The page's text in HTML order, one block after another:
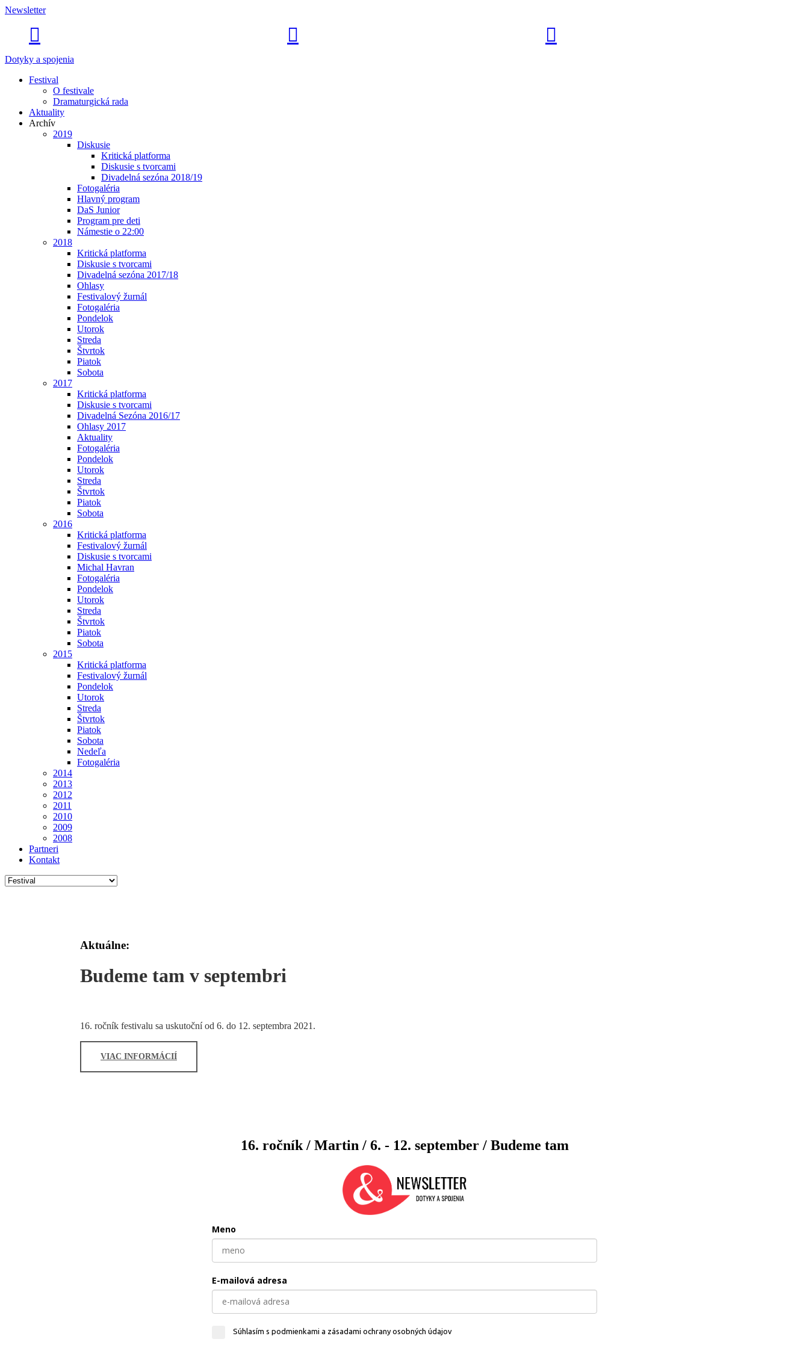
Newsletter
  
Dotyky a spojenia
Festival
O festivale
Dramaturgická rada
Aktuality
Archív
2019
Diskusie
Kritická platforma
Diskusie s tvorcami
Divadelná sezóna 2018/19
Fotogaléria
Hlavný program
DaS Junior
Program pre deti
Námestie o 22:00
2018
Kritická platforma
Diskusie s tvorcami
Divadelná sezóna 2017/18
Ohlasy
Festivalový žurnál
Fotogaléria
Pondelok
Utorok
Streda
Štvrtok
Piatok
Sobota
2017
Kritická platforma
Diskusie s tvorcami
Divadelná Sezóna 2016/17
Ohlasy 2017
Aktuality
Fotogaléria
Pondelok
Utorok
Streda
Štvrtok
Piatok
Sobota
2016
Kritická platforma
Festivalový žurnál
Diskusie s tvorcami
Michal Havran
Fotogaléria
Pondelok
Utorok
Streda
Štvrtok
Piatok
Sobota
2015
Kritická platforma
Festivalový žurnál
Pondelok
Utorok
Streda
Štvrtok
Piatok
Sobota
Nedeľa
Fotogaléria
2014
2013
2012
2011
2010
2009
2008
Partneri
Kontakt
Aktuálne:
Budeme tam v septembri
16. ročník festivalu sa uskutoční od 6. do 12. septembra 2021.
VIAC INFORMÁCIÍ
16. ročník / Martin / 6. - 12. september / Budeme tam
Meno
E-mailová adresa
Súhlasím s podmienkami a zásadami ochrany osobných údajov